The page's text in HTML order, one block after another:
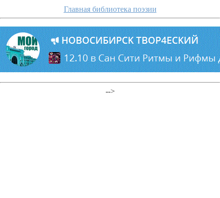
Главная библиотека поэзии
-->